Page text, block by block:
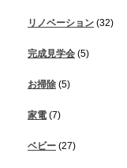
リノベーション (32)
完成見学会 (5)
お掃除 (5)
家電 (7)
ベビー (27)